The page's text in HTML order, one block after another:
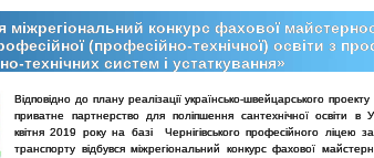
міжрегіональний конкурс фахової
(професійно-технічної) освіти з
технічних систем і устаткування»
Відповідно до плану реалізації українсько-швейцарського
приватне партнерство для поліпшення сантехнічної освіти в
квітня 2019 року на базі Чернігівського професійного ліцею
транспорту відбувся міжрегіональний конкурс фахової